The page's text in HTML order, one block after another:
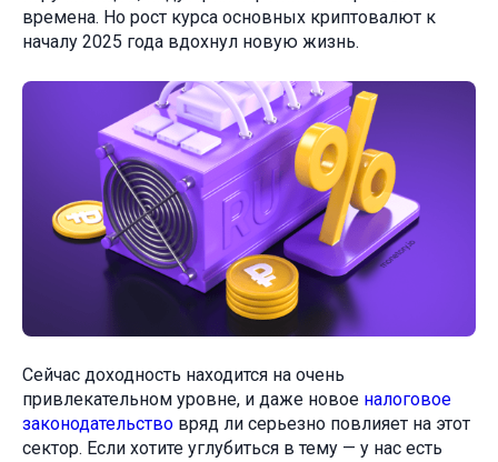
времена. Но рост курса основных криптовалют к
началу 2025 года вдохнул новую жизнь.
Сейчас доходность находится на очень
привлекательном уровне, и даже новое налоговое
законодательство вряд ли серьезно повлияет на этот
сектор. Если хотите углубиться в тему — у нас есть